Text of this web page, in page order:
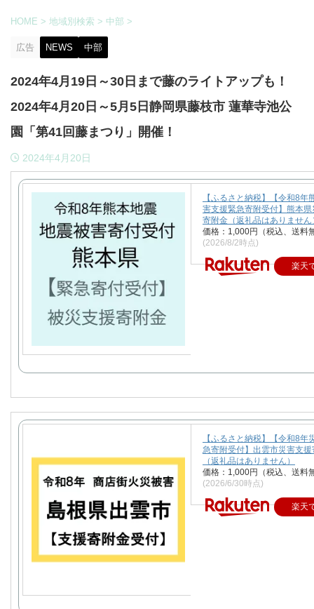
HOME > 地域別検索 > 中部 >
広告 NEWS 中部
2024年4月19日～30日まで藤のライトアップも！
2024年4月20日～5月5日静岡県藤枝市 蓮華寺池公
園「第41回藤まつり」開催！
2024年4月20日
【ふるさと納税】【令和8年
害支援緊急寄附受付】熊本県
寄附金（返礼品はありません
価格：1,000円（税込、送料
(2026/8/2時点)
楽天
【ふるさと納税】【令和8年
急寄附受付】出雲市災害支援
（返礼品はありません）
価格：1,000円（税込、送料
(2026/6/30時点)
楽天